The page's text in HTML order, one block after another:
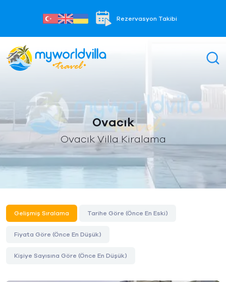
Rezervasyon Takibi
Ovacık
Ovacık Villa Kiralama
Gelişmiş Sıralama Tarihe Göre (Önce En Eski)
Fiyata Göre (Önce En Düşük)
Kişiye Sayısına Göre (Önce En Düşük)